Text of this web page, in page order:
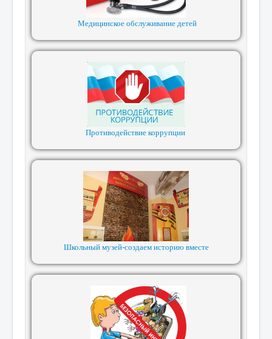
Медицинское обслуживание детей
Противодействие коррупции
Школьный музей-создаем историю вместе